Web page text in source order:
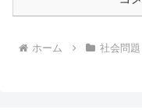
ホーム 社会問題